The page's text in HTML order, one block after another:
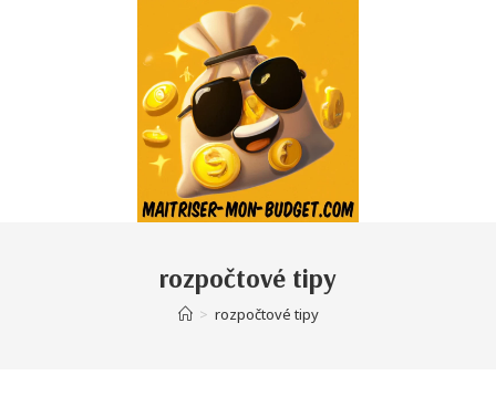
rozpočtové tipy
> rozpočtové tipy